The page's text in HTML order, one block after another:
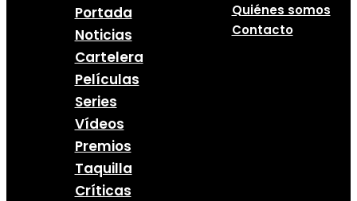
Portada
Noticias
Cartelera
Películas
Series
Vídeos
Premios
Taquilla
Críticas
Quiénes somos
Contacto